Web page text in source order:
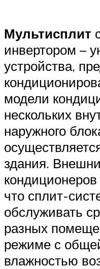
Мультисплит
инвертором –
устройства,
модели
нескольких
наружного
здания.
что сплит-
обслуживать
разных
режиме с
влажностью